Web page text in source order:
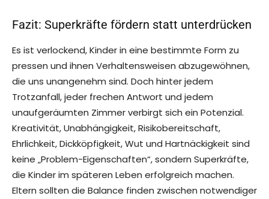
Fazit: Superkräfte fördern statt unterdrücken
Es ist verlockend, Kinder in eine bestimmte Form zu
pressen und ihnen Verhaltensweisen abzugewöhnen,
die uns unangenehm sind. Doch hinter jedem
Trotzanfall, jeder frechen Antwort und jedem
unaufgeräumten Zimmer verbirgt sich ein Potenzial.
Kreativität, Unabhängigkeit, Risikobereitschaft,
Ehrlichkeit, Dickköpfigkeit, Wut und Hartnäckigkeit sind
keine „Problem-Eigenschaften“, sondern Superkräfte,
die Kinder im späteren Leben erfolgreich machen.
Eltern sollten die Balance finden zwischen notwendiger